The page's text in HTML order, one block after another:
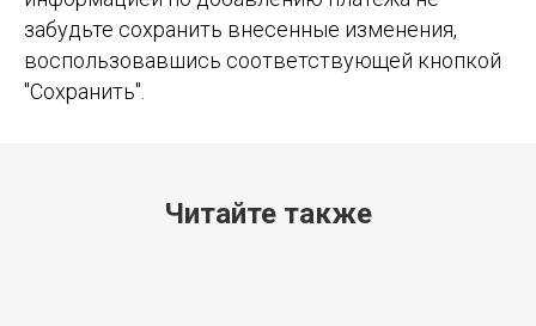
забудьте сохранить внесенные изменения,
воспользовавшись соответствующей кнопкой
"Сохранить".
Читайте также